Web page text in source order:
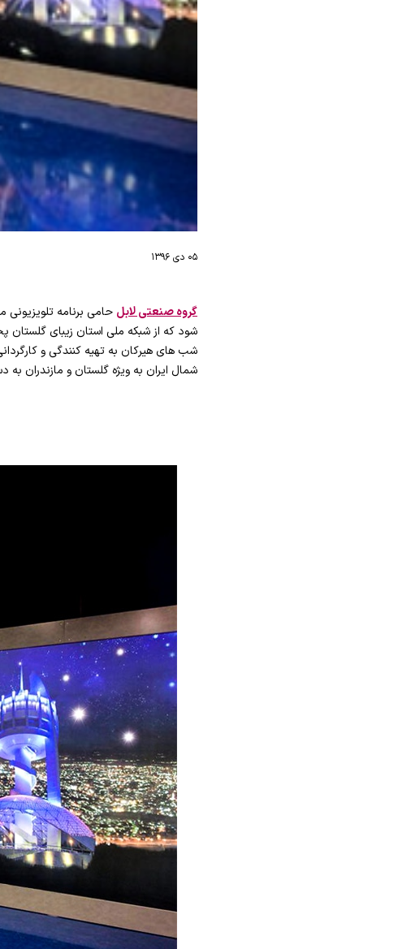
۰۵ دی ۱۳۹۶
گروه صنعتی لابل حامی برنامه
شود که از شبکه ملی استان زیبای گلستان
شمال ایران به ویژه گلستان و مازندران